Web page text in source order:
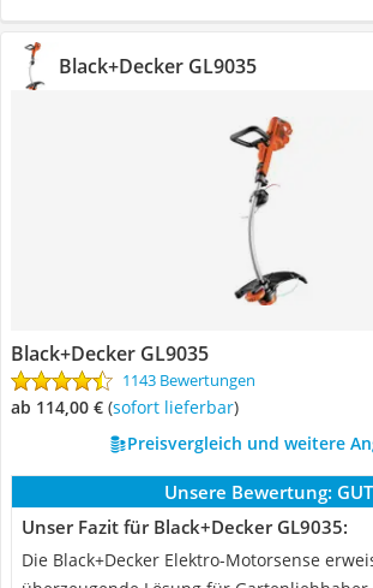
Black+Decker GL9035
Black+Decker GL9035
1143 Bewertungen
ab 114,00 € ( Sofort lieferbar)
Preisvergleich und weitere
Unsere Bewertung: GUT
Unser Fazit für Black+Decker GL9035:
Die Black+Decker Elektro-Motorsense